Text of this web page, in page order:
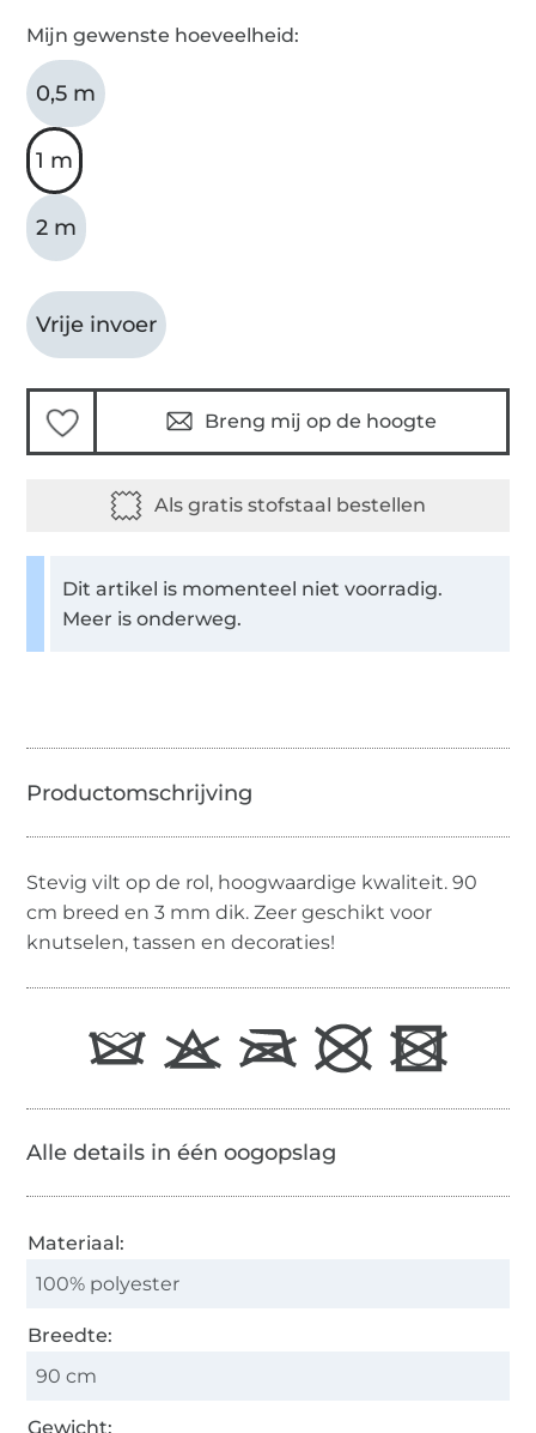
Mijn gewenste hoeveelheid:
0,5 m
1 m
2 m
Vrije invoer
Breng mij op de hoogte
Dit artikel is momenteel niet voorradig.
Meer is onderweg.
Stevig vilt op de rol, hoogwaardige kwaliteit. 90
cm breed en 3 mm dik. Zeer geschikt voor
knutselen, tassen en decoraties!
Alle details in één oogopslag
Materiaal:
100% polyester
Breedte:
90 cm
Gewicht: